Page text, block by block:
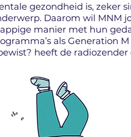
gezondheid is, zeker
Daarom wil MNM
manier met hun
als Generation
heeft de